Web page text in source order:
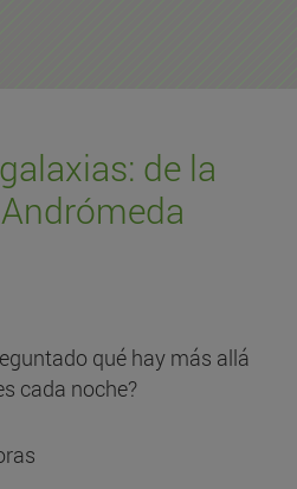
de la
qué hay más allá
cada noche?